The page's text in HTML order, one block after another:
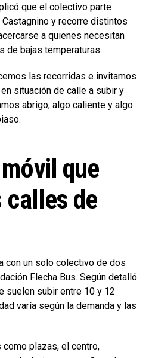
que el colectivo parte
y recorre distintos
a quienes necesitan
de bajas temperaturas.
las recorridas e invitamos
situación de calle a subir y
abrigo, algo caliente y algo
que
calles de
con un solo colectivo de dos
Flecha Bus. Según detalló
suelen subir entre 10 y 12
varía según la demanda y las
plazas, el centro,